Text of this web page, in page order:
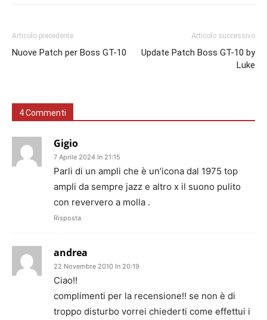
Articolo precedente
Nuove Patch per Boss GT-10
Articolo successivo
Update Patch Boss GT-10 by
Luke
4 Commenti
Gigio
7 Aprile 2024 In 21:15
Parli di un ampli che è un’icona dal 1975 top
ampli da sempre jazz e altro x il suono pulito
con reververo a molla .
Risposta
andrea
22 Novembre 2010 In 20:19
Ciao!!
complimenti per la recensione!! se non è di
troppo disturbo vorrei chiederti come effettui i